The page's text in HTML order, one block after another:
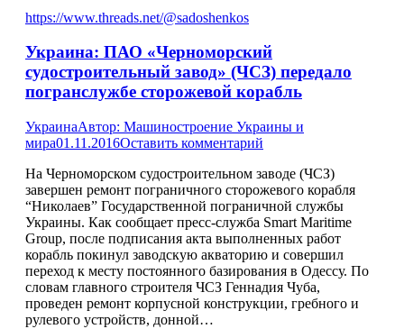
https://www.threads.net/@sadoshenkos
Украина: ПАО «Черноморский
судостроительный завод» (ЧСЗ) передало
погранслужбе сторожевой корабль
УкраинаАвтор: Машиностроение Украины и
мира01.11.2016Оставить комментарий
На Черноморском судостроительном заводе (ЧСЗ)
завершен ремонт пограничного сторожевого корабля
“Николаев” Государственной пограничной службы
Украины. Как сообщает пресс-служба Smart Maritime
Group, после подписания акта выполненных работ
корабль покинул заводскую акваторию и совершил
переход к месту постоянного базирования в Одессу. По
словам главного строителя ЧСЗ Геннадия Чуба,
проведен ремонт корпусной конструкции, гребного и
рулевого устройств, донной…